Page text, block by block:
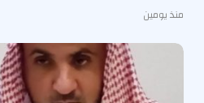
منذ يومين